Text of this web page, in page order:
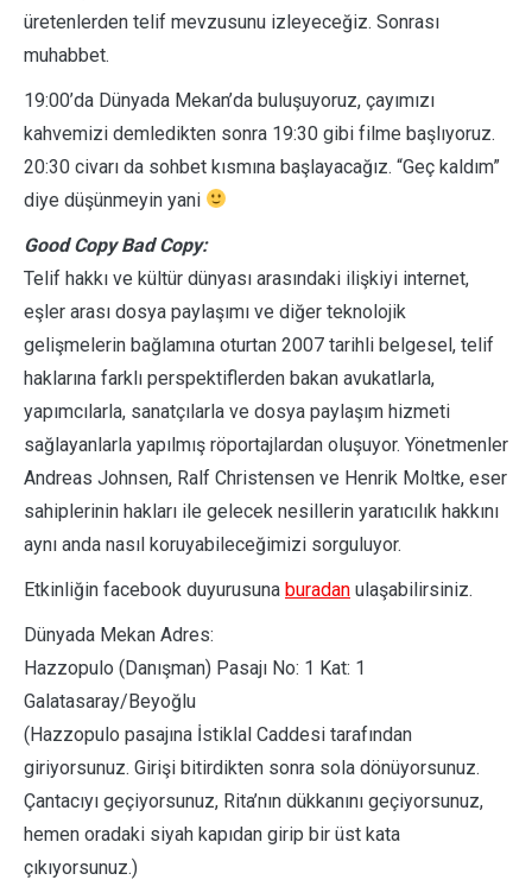
üretenlerden telif mevzusunu izleyeceğiz. Sonrası
muhabbet.
19:00’da Dünyada Mekan’da buluşuyoruz, çayımızı
kahvemizi demledikten sonra 19:30 gibi filme başlıyoruz.
20:30 civarı da sohbet kısmına başlayacağız. “Geç kaldım”
diye düşünmeyin yani
Good Copy Bad Copy:
Telif hakkı ve kültür dünyası arasındaki ilişkiyi internet,
eşler arası dosya paylaşımı ve diğer teknolojik
gelişmelerin bağlamına oturtan 2007 tarihli belgesel, telif
haklarına farklı perspektiflerden bakan avukatlarla,
yapımcılarla, sanatçılarla ve dosya paylaşım hizmeti
sağlayanlarla yapılmış röportajlardan oluşuyor. Yönetmenler
Andreas Johnsen, Ralf Christensen ve Henrik Moltke, eser
sahiplerinin hakları ile gelecek nesillerin yaratıcılık hakkını
aynı anda nasıl koruyabileceğimizi sorguluyor.
Etkinliğin facebook duyurusuna buradan ulaşabilirsiniz.
Dünyada Mekan Adres:
Hazzopulo (Danışman) Pasajı No: 1 Kat: 1
Galatasaray/Beyoğlu
(Hazzopulo pasajına İstiklal Caddesi tarafından
giriyorsunuz. Girişi bitirdikten sonra sola dönüyorsunuz.
Çantacıyı geçiyorsunuz, Rita’nın dükkanını geçiyorsunuz,
hemen oradaki siyah kapıdan girip bir üst kata
çıkıyorsunuz.)